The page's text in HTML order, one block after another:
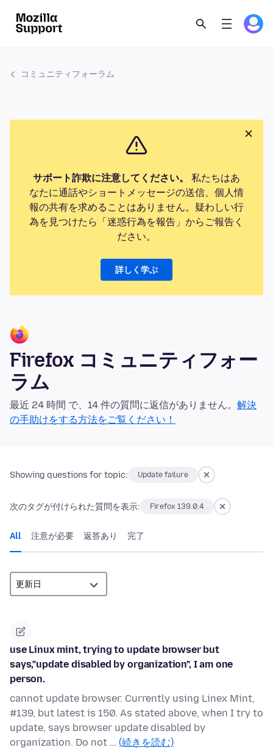
コミュニティフォーラム
サポート詐欺に注意してください。
私たちはあ
なたに通話やショートメッセージの送信、個人情
報の共有を求めることはありません。疑わしい行
為を見つけたら「迷惑行為を報告」からご報告く
ださい。
詳しく学ぶ
Firefox コミュニティフォー
ラム
最近 24 時間 で、14 件の質問に返信がありません。 解決
の手助けをする方法をご覧ください！
Showing questions for topic: Update failure
次のタグが付けられた質問を表示: Firefox 139.0.4
All 注意が必要 返答あり 完了
use Linux mint, trying to update browser but
says,"update disabled by organization", I am one
person.
cannot update browser. Currently using Linex Mint,
#139, but latest is 150. As stated above, when I try to
update, says browser update disabled by
organization. Do not … (続きを読む)